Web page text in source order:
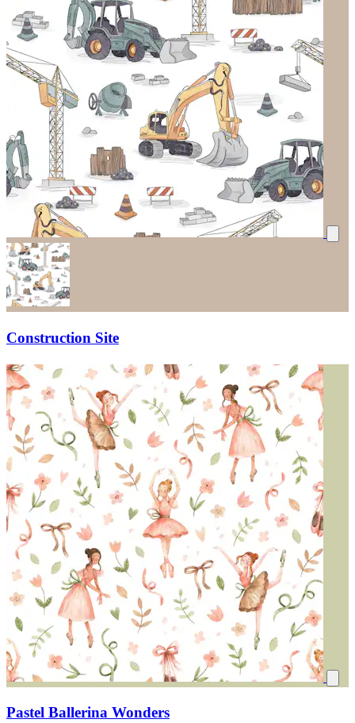
Construction Site
Pastel Ballerina Wonders